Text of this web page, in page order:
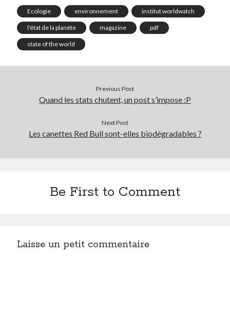
Ecologie environnement institut worldwatch
l'état de la planète magazine pdf
state of the world
Previous Post
Quand les stats chutent, un post s’impose :P
Next Post
Les canettes Red Bull sont-elles biodégradables ?
Be First to Comment
Laisse un petit commentaire